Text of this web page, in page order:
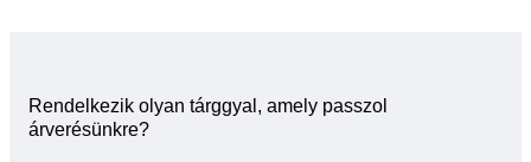
Rendelkezik olyan tárggyal, amely passzol
árverésünkre?